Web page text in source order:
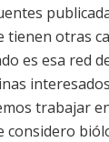
tienen otras
es esa red
trabajar
considero